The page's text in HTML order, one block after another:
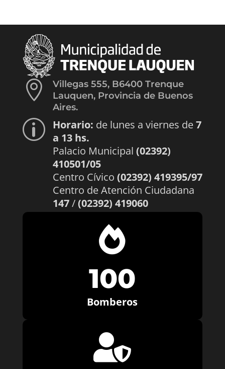

Villegas 555, B6400 Trenque
Lauquen, Provincia de Buenos
Aires.
p Horario: de lunes a viernes de7
a 13 hs.
Palacio Municipal (02392)
410501/05
Centro Cívico (02392) 419395/97
Centro de Atención Ciudadana
147/(02392) 419060

100
Bomberos
